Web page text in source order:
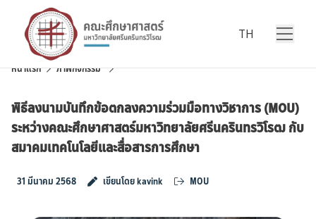
Skip to content
TH
หน้าแรก ภาพกิจกรรม
พิธีลงนามบันทึกข้อตกลงความร่วมมือทางวิชาการ (MOU)
ระหว่างคณะศึกษาศาสตร์มหาวิทยาลัยศรีนครินทรวิโรฒ กับ
สมาคมเทคโนโลยีและสื่อสารการศึกษา
31 มีนาคม 2568 เขียนโดย kavink MOU